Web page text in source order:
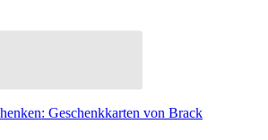
Geschenkkarten von Brack